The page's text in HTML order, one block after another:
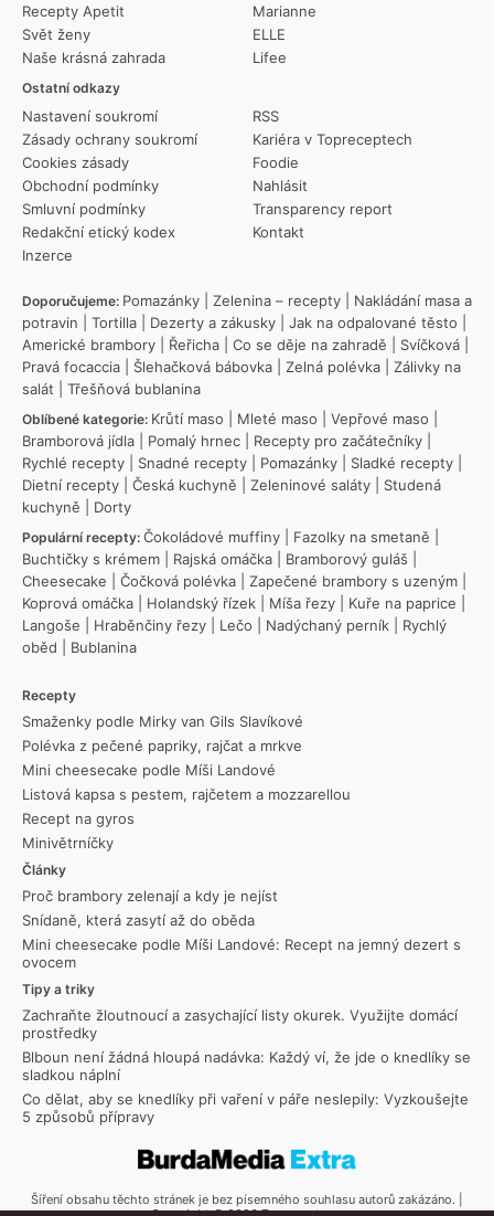
Recepty Apetit
Svět ženy
Naše krásná zahrada
Ostatní odkazy
Nastavení soukromí
Zásady ochrany soukromí
Cookies zásady
Obchodní podmínky
Smluvní podmínky
Redakční etický kodex
Inzerce
RSS
Kariéra v Topreceptech
Foodie
Nahlásit
Transparency report
Kontakt
Marianne
ELLE
Lifee
Doporučujeme: Pomazánky Zelenina – recepty
Nakládání masa a
potravin
Tortilla Dezerty a zákusky Jak na odpalované těsto
Americké brambory
Řeřicha Co se děje na zahradě Svíčková
Pravá focaccia
Šlehačková bábovka Zelná polévka
Zálivky na
salát
Třešňová bublanina
Oblíbené kategorie: Krůtí maso Mleté maso Vepřové maso
Bramborová jídla
Pomalý hrnec Recepty pro začátečníky
Rychlé recepty
Snadné recepty Pomazánky Sladké recepty
Dietní recepty
Česká kuchyně Zeleninové saláty
Studená
kuchyně
Dorty
Populární recepty: Čokoládové muffiny Fazolky na smetaně
Buchtičky s krémem
Rajská omáčka Bramborový guláš
Cheesecake
Čočková polévka Zapečené brambory s uzeným
Koprová omáčka
Holandský řízek Míša řezy Kuře na paprice
Langoše
Hraběnčiny řezy Lečo Nadýchaný perník
Rychlý
oběd
Bublanina
Recepty
Smaženky podle Mirky van Gils Slavíkové
Polévka z pečené papriky, rajčat a mrkve
Mini cheesecake podle Míši Landové
Listová kapsa s pestem, rajčetem a mozzarellou
Recept na gyros
Minivětrníčky
Články
Proč brambory zelenají a kdy je nejíst
Snídaně, která zasytí až do oběda
Mini cheesecake podle Míši Landové: Recept na jemný dezert s
ovocem
Tipy a triky
Zachraňte žloutnoucí a zasychající listy okurek. Využijte domácí
prostředky
Blboun není žádná hloupá nadávka: Každý ví, že jde o knedlíky se
sladkou náplní
Co dělat, aby se knedlíky při vaření v páře neslepily: Vyzkoušejte
5 způsobů přípravy
Šíření obsahu těchto stránek je bez písemného souhlasu autorů zakázáno. |